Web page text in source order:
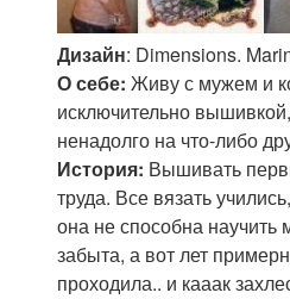
Дизайн: Dimensions.
О себе: Живу с мужем и
исключительно
ненадолго на что-либо
История: Вышивать
труда. Все вязать
она не способна
забыта, а вот лет
проходила.. и кааак